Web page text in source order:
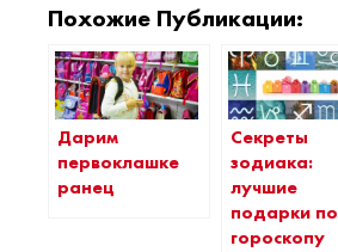
Похожие Публикации:
Дарим
первоклашке
ранец
Секреты
зодиака:
лучшие
подарки по
гороскопу